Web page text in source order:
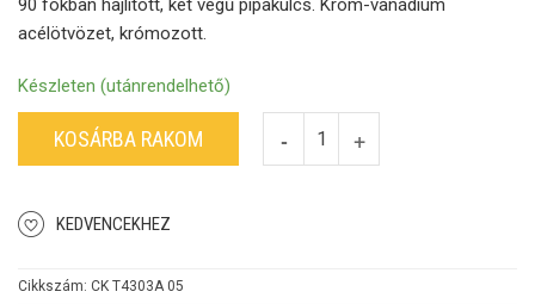
90 fokban hajlított, két végű pipakulcs. Króm-vanádium
acélötvözet, krómozott.
Készleten (utánrendelhető)
KOSÁRBA RAKOM
KEDVENCEKHEZ
Cikkszám: CK T4303A 05